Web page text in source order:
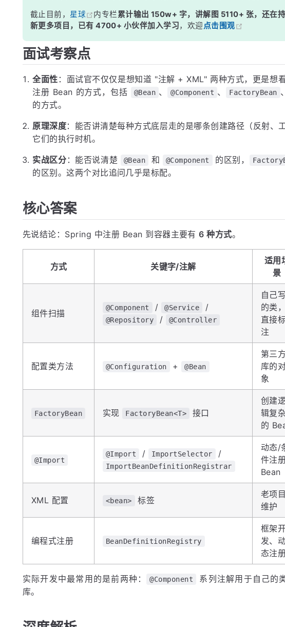
面试高频追问
记忆口诀
截止目前， 星球 内专栏累计输出 150w+ 字，讲解图 5110+ 张，还在
新更多项目，已有 4700+ 小伙伴加入学习，欢迎点击围观
面试考察点
全面性 ：面试官不仅仅是想知道 "注解 + XML" 两种方式，更是想
注册 Bean 的方式，包括
@Bean 、 @Component 、 FactoryBean 、
的方式。
原理深度：能否讲清楚每种方式底层走的是哪条创建路径（反射、
它们的执行时机。
实战区分 ：能否说清楚 @Bean 和 @Component 的区别，
的区别。这两个对比追问几乎是标配。
核心答案
先说结论：Spring 中注册 Bean 到容器主要有6 种方式。
方式 关键字/注解
适用
景
组件扫描
@Component / @Service /
@Repository / @Controller
自己写
的类，
直接
注
配置类方法 @Configuration + @Bean
第三方
库的
象
FactoryBean 实现 FactoryBean<T> 接口
创建
辑复
的
@Import
@Import / ImportSelector /
ImportBeanDefinitionRegistrar
动态/
件注
Bean
XML 配置 <bean> 标签
老项目
维护
编程式注册 BeanDefinitionRegistry
框架
发、
态注
实际开发中最常用的是前两种： @Component 系列注解用于自己的
库。